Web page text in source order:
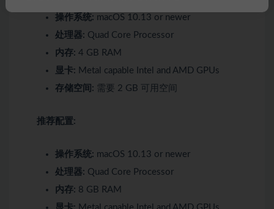
操作系统: macOS 10.13 or newer
处理器: Quad Core Processor
内存: 4 GB RAM
显卡: Metal capable Intel and AMD GPUs
存储空间: 需要 2 GB 可用空间
推荐配置:
操作系统: macOS 10.13 or newer
处理器: Quad Core Processor
内存: 8 GB RAM